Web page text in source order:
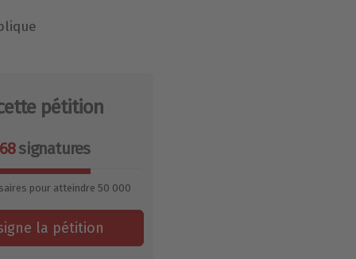
pétition
signatures
pour atteindre 50 000
la pétition